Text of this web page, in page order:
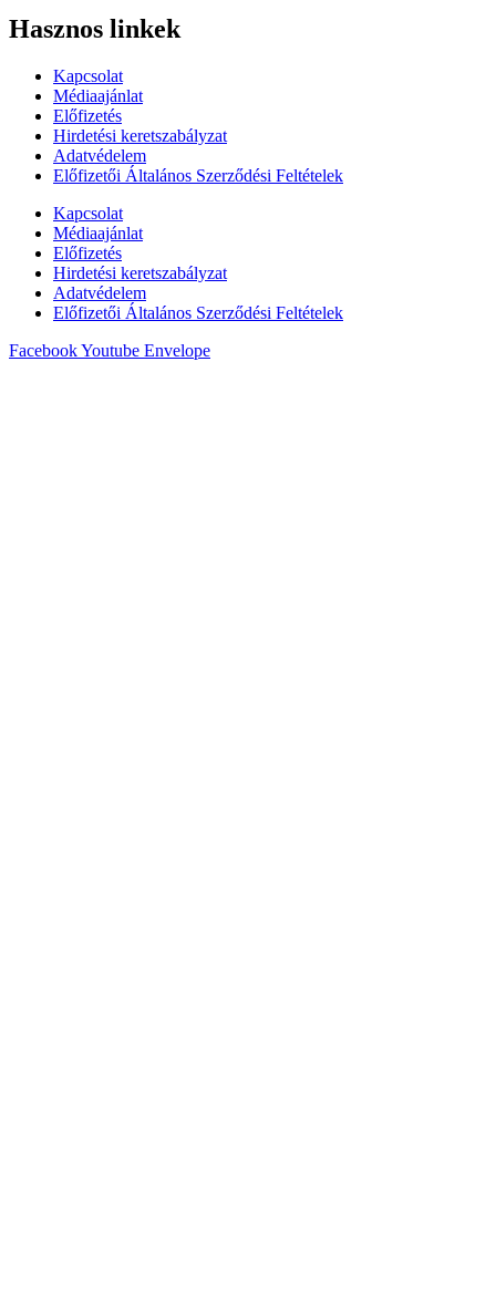
Hasznos linkek
Kapcsolat
Médiaajánlat
Előfizetés
Hirdetési keretszabályzat
Adatvédelem
Előfizetői Általános Szerződési Feltételek
Kapcsolat
Médiaajánlat
Előfizetés
Hirdetési keretszabályzat
Adatvédelem
Előfizetői Általános Szerződési Feltételek
FacebookYoutube Envelope